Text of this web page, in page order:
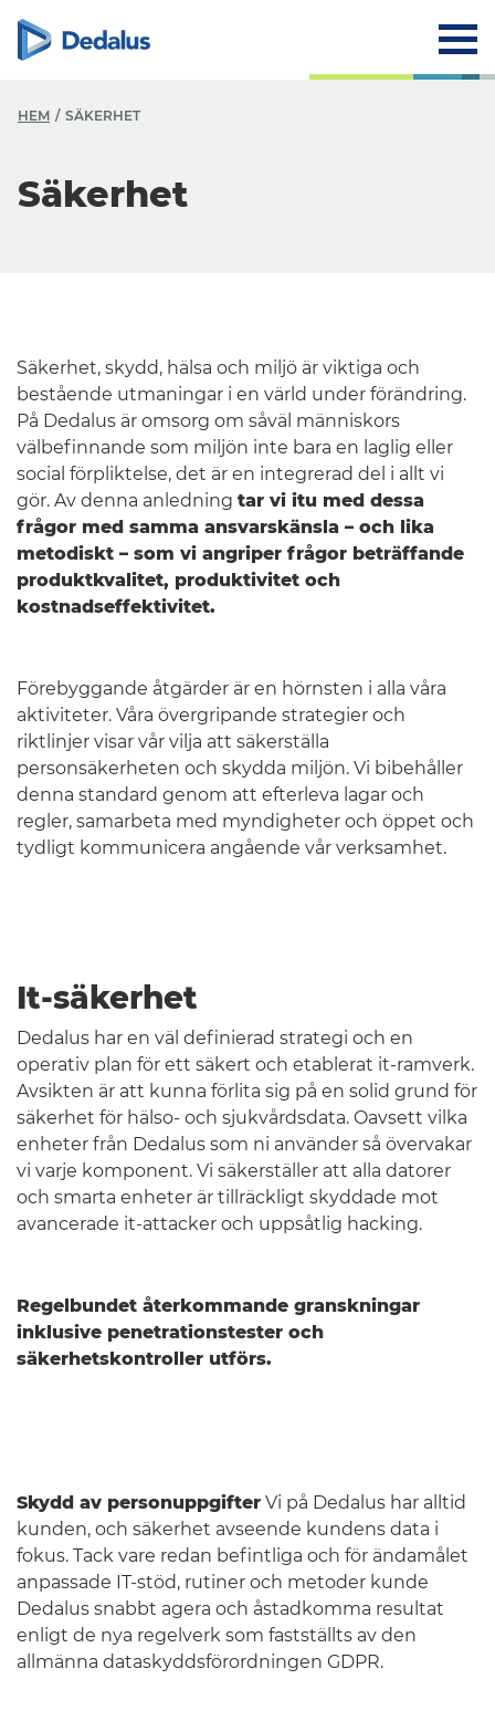
Sverige
HEM SÄKERHET
Säkerhet
Säkerhet, skydd, hälsa och miljö är viktiga och
bestående utmaningar i en värld under förändring.
På Dedalus är omsorg om såväl människors
välbefinnande som miljön inte bara en laglig eller
social förpliktelse, det är en integrerad del i allt vi
gör. Av denna anledning tar vi itu med dessa
frågor med samma ansvarskänsla – och lika
metodiskt – som vi angriper frågor beträffande
produktkvalitet, produktivitet och
kostnadseffektivitet.
Förebyggande åtgärder är en hörnsten i alla våra
aktiviteter. Våra övergripande strategier och
riktlinjer visar vår vilja att säkerställa
personsäkerheten och skydda miljön. Vi bibehåller
denna standard genom att efterleva lagar och
regler, samarbeta med myndigheter och öppet och
tydligt kommunicera angående vår verksamhet.
It-säkerhet
Dedalus har en väl definierad strategi och en
operativ plan för ett säkert och etablerat it-ramverk.
Avsikten är att kunna förlita sig på en solid grund för
säkerhet för hälso- och sjukvårdsdata. Oavsett vilka
enheter från Dedalus som ni använder så övervakar
vi varje komponent. Vi säkerställer att alla datorer
och smarta enheter är tillräckligt skyddade mot
avancerade it-attacker och uppsåtlig hacking.
Regelbundet återkommande granskningar
inklusive penetrationstester och
säkerhetskontroller utförs.
Skydd av personuppgifter Vi på Dedalus har alltid
kunden, och säkerhet avseende kundens data i
fokus. Tack vare redan befintliga och för ändamålet
anpassade IT-stöd, rutiner och metoder kunde
Dedalus snabbt agera och åstadkomma resultat
enligt de nya regelverk som fastställts av den
allmänna dataskyddsförordningen GDPR.